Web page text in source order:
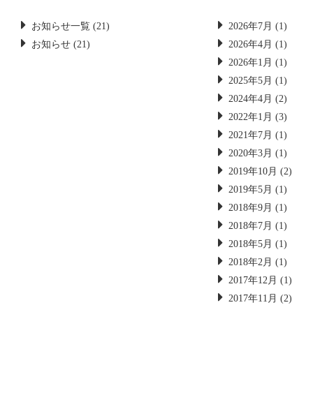
お知らせ一覧 (21)
お知らせ (21)
2026年7月 (1)
2026年4月 (1)
2026年1月 (1)
2025年5月 (1)
2024年4月 (2)
2022年1月 (3)
2021年7月 (1)
2020年3月 (1)
2019年10月 (2)
2019年5月 (1)
2018年9月 (1)
2018年7月 (1)
2018年5月 (1)
2018年2月 (1)
2017年12月 (1)
2017年11月 (2)